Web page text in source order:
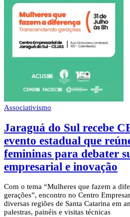
Associativismo
Jaraguá do Sul recebe
evento estadual que
femininas para debater
empresarial e inovação
Com o tema “Mulheres que fazem a
gerações”, encontro no Centro
diversas regiões de Santa Catarina em
palestras, painéis e visitas técnicas